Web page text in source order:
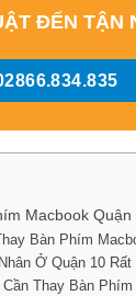
ĐẾN TẬN
Macbook
Bàn Phím
Ở Quận 10
Thay Bàn